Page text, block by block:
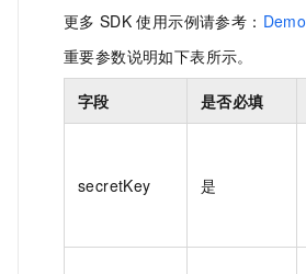
更多 SDK 使用示例请参考： Demo
重要参数说明如下表所示。
字段 是否必填
secretKey 是